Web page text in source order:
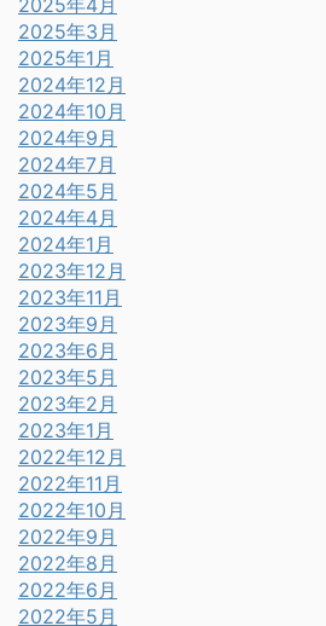
2025年4月
2025年3月
2025年1月
2024年12月
2024年10月
2024年9月
2024年7月
2024年5月
2024年4月
2024年1月
2023年12月
2023年11月
2023年9月
2023年6月
2023年5月
2023年2月
2023年1月
2022年12月
2022年11月
2022年10月
2022年9月
2022年8月
2022年6月
2022年5月